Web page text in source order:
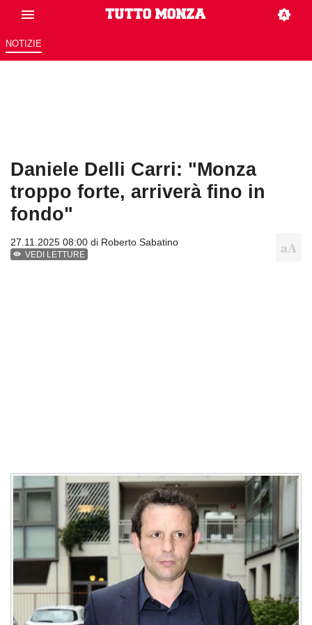
NOTIZIE
Daniele Delli Carri: "Monza
troppo forte, arriverà fino in
fondo"
27.11.2025 08:00 di Roberto Sabatino
VEDI LETTURE